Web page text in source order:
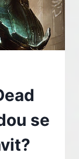
se